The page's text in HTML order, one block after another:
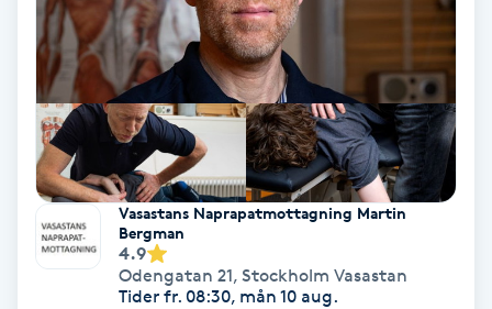
Klangmassage
Klippning
Klippning & Slingor
Klippning ungdom
Koppningsmassage
Vasastans Naprapatmottagning Martin
Bergman
4.9
Odengatan 21, Stockholm Vasastan
Tider fr. 08:30, mån 10 aug.